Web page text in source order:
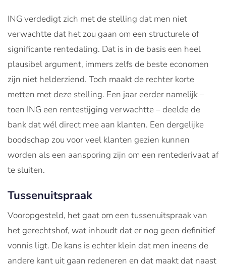
ING verdedigt zich met de stelling dat men niet
verwachtte dat het zou gaan om een structurele of
significante rentedaling. Dat is in de basis een heel
plausibel argument, immers zelfs de beste economen
zijn niet helderziend. Toch maakt de rechter korte
metten met deze stelling. Een jaar eerder namelijk –
toen ING een rentestijging verwachtte – deelde de
bank dat wél direct mee aan klanten. Een dergelijke
boodschap zou voor veel klanten gezien kunnen
worden als een aansporing zijn om een rentederivaat af
te sluiten.
Tussenuitspraak
Vooropgesteld, het gaat om een tussenuitspraak van
het gerechtshof, wat inhoudt dat er nog geen definitief
vonnis ligt. De kans is echter klein dat men ineens de
andere kant uit gaan redeneren en dat maakt dat naast